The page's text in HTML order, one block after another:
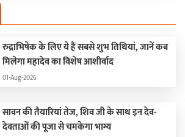
रुद्राभिषेक के लिए ये हैं सबसे शुभ तिथियां, जानें कब
मिलेगा महादेव का विशेष आशीर्वाद
01-Aug-2026
सावन की तैयारियां तेज, शिव जी के साथ इन देव-
देवताओं की पूजा से चमकेगा भाग्य